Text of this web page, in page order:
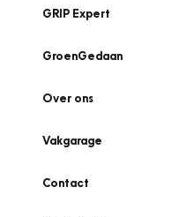
GRIP Expert
GroenGedaan
Over ons
Vakgarage
Contact